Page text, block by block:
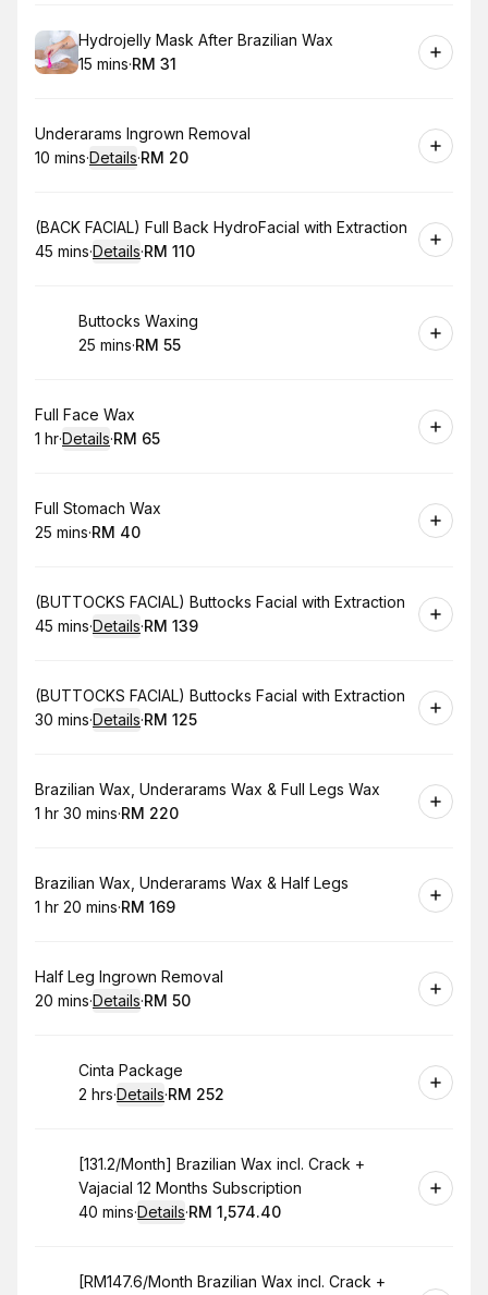
Book
Hydrojelly Mask After Brazilian Wax
.Duration :
15 mins·
.Price
RM 31
Book
Underarams Ingrown Removal
.Duration:
10 mins·Details·
.Price
RM 20
Book
(BACK FACIAL) Full Back HydroFacial with Extraction
.Duration:
45 mins·Details·
.Price
RM 110
Book
Buttocks Waxing
.Duration
25 mins·
.Price
RM 55
Book
Full Face Wax
. Duration:
1 hr·Details·
.Price
RM 65
Book
Full Stomach Wax
.Duration
25 mins·
.Price
RM 40
Book
(BUTTOCKS FACIAL) Buttocks Facial with Extraction
.Duration:
45 mins·Details·
.Price:
RM 139
Book
(BUTTOCKS FACIAL) Buttocks Facial with Extraction
.Duration:
30 mins·Details·
.Price:
RM 125
Book
Brazilian Wax, Underarams Wax & Full Legs Wax
. Duration:
1 hr 30 mins·
.Price:
RM 220
Book
Brazilian Wax, Underarams Wax & Half Legs
. Duration:
1 hr 20 mins·
.Price:
RM 169
Book
Half Leg Ingrown Removal
.Duration:
20 mins·Details·
.Price
RM 50
Book
Cinta Package
. Duration:
2 hrs·Details·
.Price:
RM 252
Book
[131.2/Month] Brazilian Wax incl. Crack +
Vajacial 12 Months Subscription
.Duration:
40 mins·Details·
.Price:
RM 1,574.40
Book
[RM147.6/Month Brazilian Wax incl. Crack +